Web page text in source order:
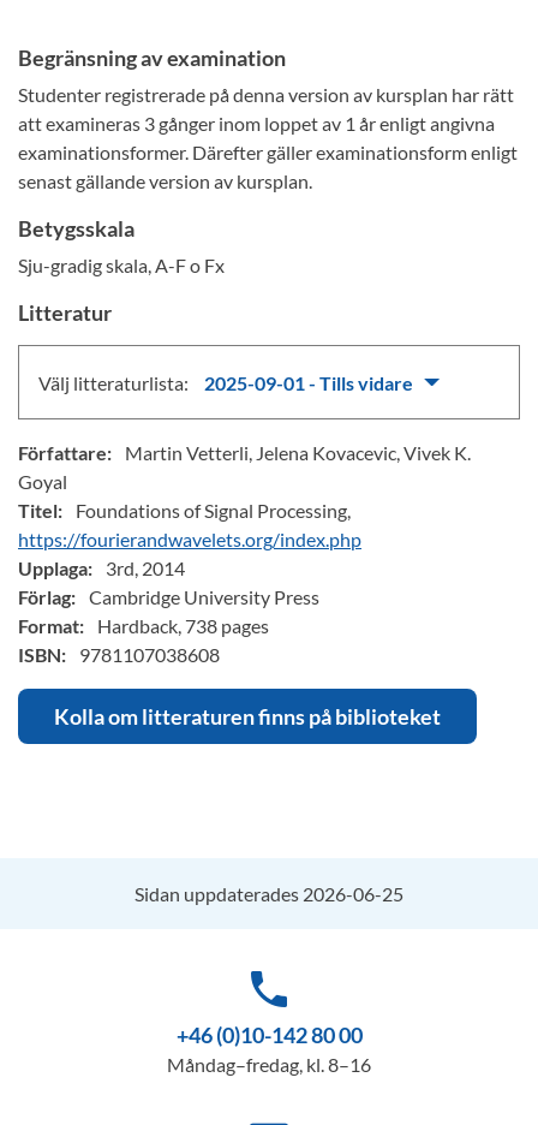
Begränsning av examination
Studenter registrerade på denna version av kursplan har rätt
att examineras 3 gånger inom loppet av 1 år enligt angivna
examinationsformer. Därefter gäller examinationsform enligt
senast gällande version av kursplan.
Betygsskala
Sju-gradig skala, A-F o Fx
Litteratur
Välj litteraturlista: 2025-09-01 - Tills vidare
Författare:
Martin Vetterli, Jelena Kovacevic, Vivek K.
Goyal
Titel:
Foundations of Signal Processing,
https://fourierandwavelets.org/index.php
Upplaga:
3rd, 2014
Förlag: Cambridge University Press
Format:
Hardback, 738 pages
ISBN:
9781107038608
Kolla om litteraturen finns på biblioteket
Sidan uppdaterades 2026-06-25
phone
+46 (0)10-142 80 00
Måndag–fredag, kl. 8–16